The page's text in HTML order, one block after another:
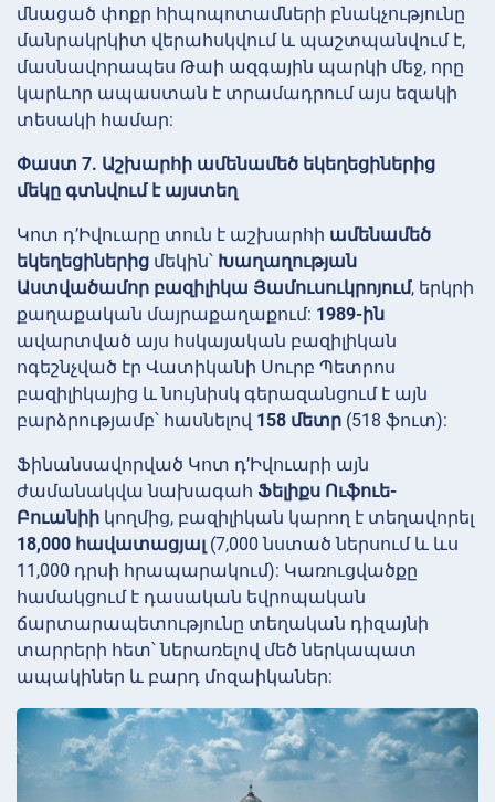
մնացած փոքր հիպոպոտամների բնակչությունը
մանրակրկիտ վերահսկվում և պաշտպանվում է,
մասնավորապես Թաի ազգային պարկի մեջ, որը
կարևոր ապաստան է տրամադրում այս եզակի
տեսակի համար:
Փաստ 7. Աշխարհի ամենամեծ եկեղեցիներից
մեկը գտնվում է այստեղ
Կոտ դ’Իվուարը տուն է աշխարհի ամենամեծ
եկեղեցիներից մեկին՝ Խաղաղության
Աստվածամոր բազիլիկա Յամուսուկրոյում, երկրի
քաղաքական մայրաքաղաքում: 1989-ին
ավարտված այս հսկայական բազիլիկան
ոգեշնչված էր Վատիկանի Սուրբ Պետրոս
բազիլիկայից և նույնիսկ գերազանցում է այն
բարձրությամբ՝ հասնելով 158 մետր (518 ֆուտ):
Ֆինանսավորված Կոտ դ’Իվուարի այն
ժամանակվա նախագահ Ֆելիքս Ուֆուե-
Բուանիի կողմից, բազիլիկան կարող է տեղավորել
18,000 հավատացյալ (7,000 նստած ներսում և ևս
11,000 դրսի հրապարակում): Կառուցվածքը
համակցում է դասական եվրոպական
ճարտարապետությունը տեղական դիզայնի
տարրերի հետ՝ ներառելով մեծ ներկապատ
ապակիներ և բարդ մոզաիկաներ: